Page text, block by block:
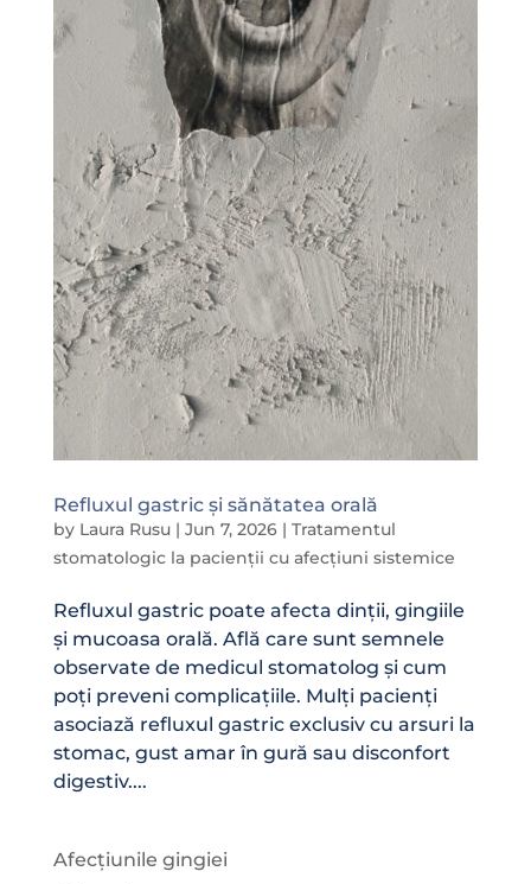
Refluxul gastric și sănătatea orală
by Laura Rusu| Jun 7, 2026| Tratamentul
stomatologic la pacienții cu afecțiuni sistemice
Refluxul gastric poate afecta dinții, gingiile
și mucoasa orală. Află care sunt semnele
observate de medicul stomatolog și cum
poți preveni complicațiile. Mulți pacienți
asociază refluxul gastric exclusiv cu arsuri la
stomac, gust amar în gură sau disconfort
digestiv....
Afecțiunile gingiei